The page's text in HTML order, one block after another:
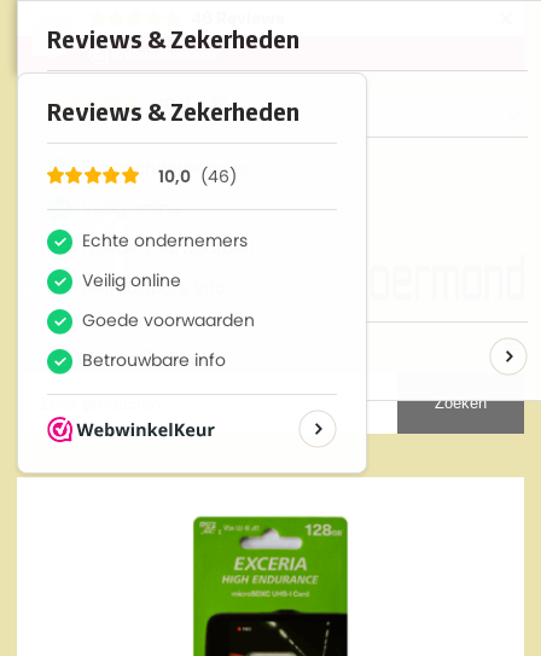
10
Zoeken